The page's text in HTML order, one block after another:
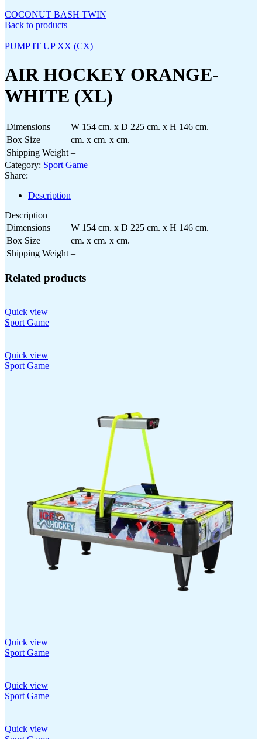
COCONUT BASH TWIN
Back to products
PUMP IT UP XX (CX)
AIR HOCKEY ORANGE-
WHITE (XL)
Dimensions
W 154 cm. x D 225 cm. x H 146 cm.
Box Size
cm. x cm. x cm.
Shipping Weight –
Category: Sport Game
Share:
Description
Description
Dimensions
W 154 cm. x D 225 cm. x H 146 cm.
Box Size
cm. x cm. x cm.
Shipping Weight –
Related products
Quick view
Sport Game
Quick view
Sport Game
Quick view
Sport Game
Quick view
Sport Game
Quick view